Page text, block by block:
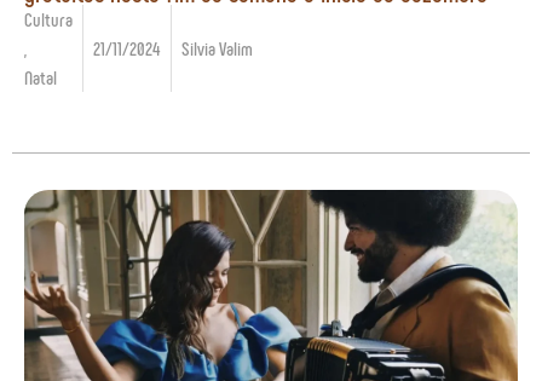
Cultura
Natal
21/11/2024 Silvia Valim